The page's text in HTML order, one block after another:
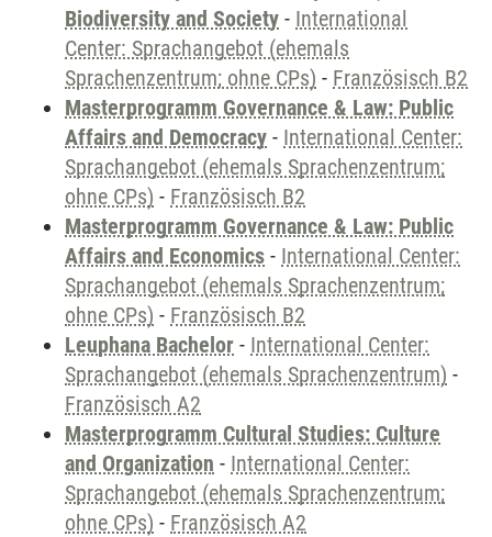
Biodiversity and Society - International
Center: Sprachangebot (ehemals
Sprachenzentrum; ohne CPs) - Französisch B2
Masterprogramm Governance & Law: Public
Affairs and Democracy - International Center:
Sprachangebot (ehemals Sprachenzentrum;
ohne CPs) - Französisch B2
Masterprogramm Governance & Law: Public
Affairs and Economics - International Center:
Sprachangebot (ehemals Sprachenzentrum;
ohne CPs) - Französisch B2
Leuphana Bachelor - International Center:
Sprachangebot (ehemals Sprachenzentrum) -
Französisch A2
Masterprogramm Cultural Studies: Culture
and Organization - International Center:
Sprachangebot (ehemals Sprachenzentrum;
ohne CPs) - Französisch A2